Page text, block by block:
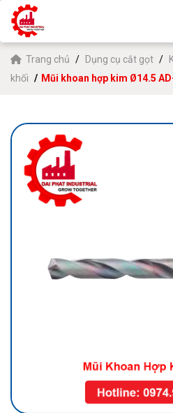
Trang chủ Dụng cụ cắt gọt
khối
Mũi khoan hợp kim Ø14.5